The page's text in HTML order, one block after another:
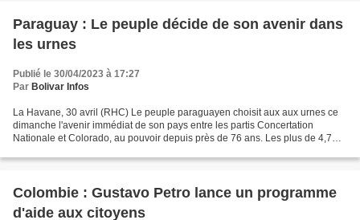
Paraguay : Le peuple décide de son avenir dans
les urnes
Publié le 30/04/2023 à 17:27
Par Bolivar Infos
La Havane, 30 avril (RHC) Le peuple paraguayen choisit aux aux urnes ce
dimanche l'avenir immédiat de son pays entre les partis Concertation
Nationale et Colorado, au pouvoir depuis près de 76 ans. Les plus de 4,7
Colombie : Gustavo Petro lance un programme
d'aide aux citoyens